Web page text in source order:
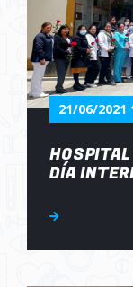
21/06/2021
HOSPITAL
DÍA